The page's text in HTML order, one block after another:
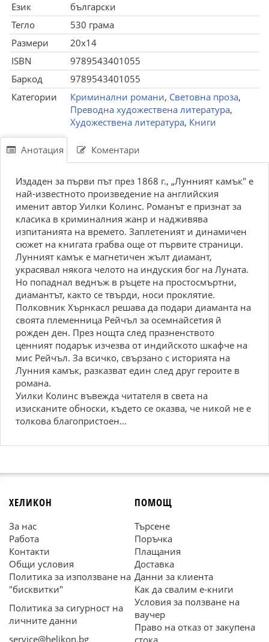
Език
български
Тегло
530 грама
Размери
20x14
ISBN
9789543401055
Баркод
9789543401055
Категории
Криминални романи, Световна проза,
Преводна художествена литература,
Художествена литература, Книги
Анотация Коментари
Издаден за първи път през 1868 г., „Лунният камък" е
най-известното произведение на английския
именит автор Уилки Колинс. Романът е признат за
класика в криминалния жанр и надживява
изпитанията на времето. Заплетеният и динамичен
сюжет на книгата грабва още от първите страници.
Лунният камък е магнетичен жълт диамант,
украсявал някога челото на индуския бог на Луната.
Но попаднал веднъж в ръцете на простосмъртни,
диамантът, както се твърди, носи проклятие.
Полковник Хърнкасл решава да подари диаманта на
своята племенница Рейчъл за осемнайсетия й
рожден ден. През нощта след празненството
ценният подарък изчезва от индийското шкафче на
мис Рейчъл. За всичко, свързано с историята на
Лунния камък, разказват един след друг героите в
романа.
Уилки Колинс въвежда читателя в света на
изисканите обноски, където се оказва, че никой не е
толкова благопристоен...
ХЕЛИКОН
За нас
Работа
Контакти
Общи условия
Политика за използване на
"бисквитки"
Политика за сигурност на
личните данни
service@helikon.bg
ПОМОЩ
Търсене
Поръчка
Плащания
Доставка
Данни за клиента
Как да свалим е-книги
Условия за ползване на
ваучер
Право на отказ от закупена
стока